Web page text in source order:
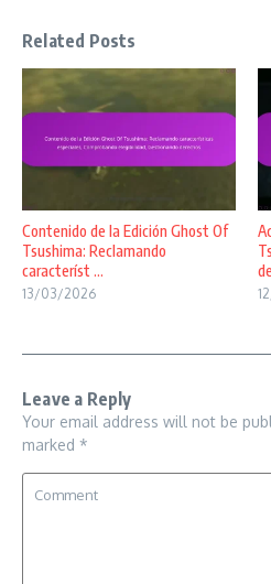
Related Posts
Contenido de la Edición Ghost Of
Tsushima: Reclamando
característ ...
13/03/2026
Leave a Reply
Your email address will not be
marked *